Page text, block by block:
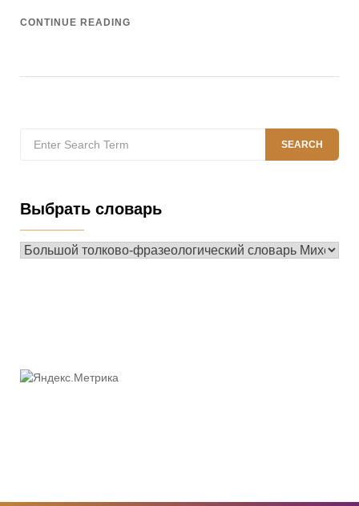
CONTINUE READING
for:
SEARCH
Выбрать словарь
Выбрать